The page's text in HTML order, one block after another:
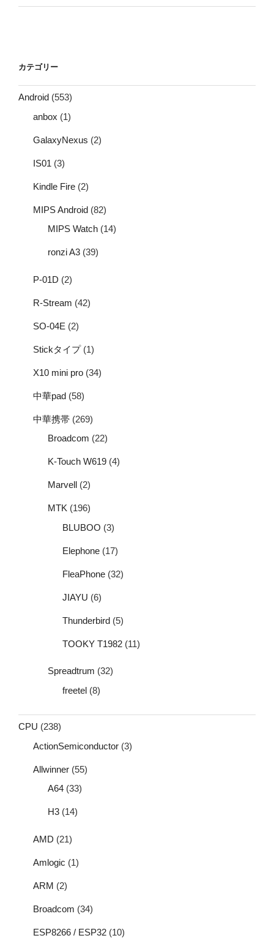
カテゴリー
Android (553)
anbox (1)
GalaxyNexus (2)
IS01 (3)
Kindle Fire (2)
MIPS Android (82)
MIPS Watch (14)
ronzi A3 (39)
P-01D (2)
R-Stream (42)
SO-04E (2)
Stickタイプ(1)
X10 mini pro (34)
中華pad (58)
中華携帯 (269)
Broadcom (22)
K-Touch W619 (4)
Marvell (2)
MTK (196)
BLUBOO (3)
Elephone (17)
FleaPhone (32)
JIAYU (6)
Thunderbird (5)
TOOKY T1982 (11)
Spreadtrum (32)
freetel (8)
CPU (238)
ActionSemiconductor (3)
Allwinner (55)
A64 (33)
H3 (14)
AMD (21)
Amlogic (1)
ARM (2)
Broadcom (34)
ESP8266 / ESP32 (10)